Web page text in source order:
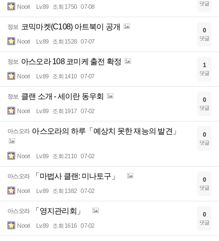
Noori Lv.89 조회 1750 07-08 댓글
정보 코믹마켓(C108) 아트북이 공개
Noori Lv.89 조회 1528 07-07
0
댓글
정보 아스오라 108 코미케 출전 확정
Noori Lv.89 조회 1410 07-07
1
댓글
정보 클랜 소개 - 세이란 동우회
Noori Lv.89 조회 1917 07-02
0
댓글
아스오라 아스오라의 하루「예상치 못한 재능의 발견」
Noori Lv.89 조회 2110 07-02
0
댓글
아스오라 「마법사 클랜: 미나토구」
Noori Lv.89 조회 1382 07-02
0
댓글
아스오라 「영지관리회」
Noori Lv.89 조회 1616 07-02
0
댓글